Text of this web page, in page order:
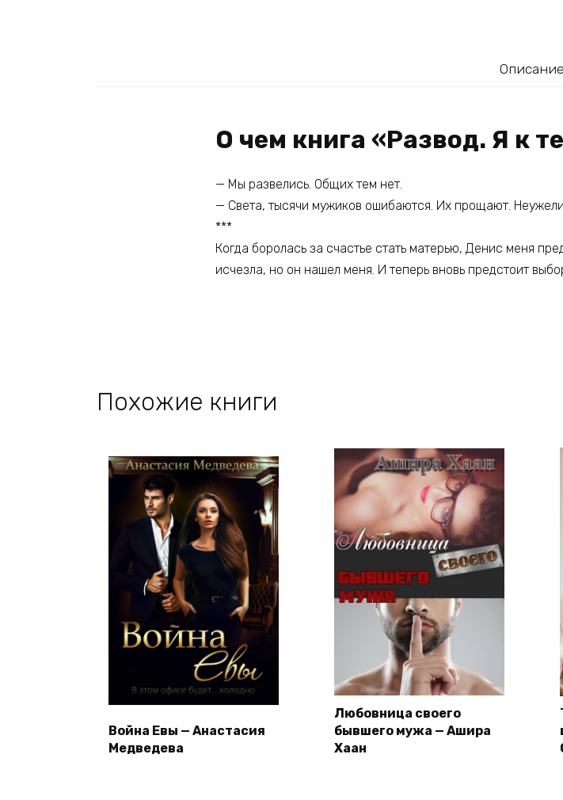
Описание
О чем книга «Развод. Я к
— Мы развелись. Общих тем нет.
— Света, тысячи мужиков ошибаются. Их прощают.
***
Когда боролась за счастье стать матерью, Денис меня
исчезла, но он нашел меня. И теперь вновь предстоит
Похожие книги
Война Евы — Анастасия
Медведева
Любовница своего
бывшего мужа — Ашира
Хаан